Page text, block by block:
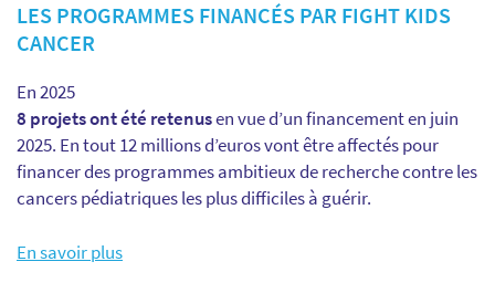
LES PROGRAMMES FINANCÉS PAR FIGHT KIDS
CANCER
En 2025
8 projets ont été retenusen vue d’un financement en juin
2025. En tout 12 millions d’euros vont être affectés pour
financer des programmes ambitieux de recherche contre les
cancers pédiatriques les plus difficiles à guérir.
En savoir plus